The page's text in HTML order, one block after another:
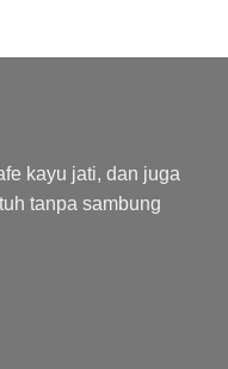
kayu jati, dan juga
tanpa sambung